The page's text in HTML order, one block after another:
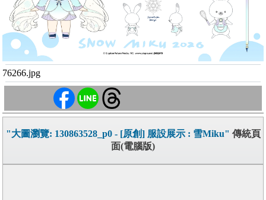
76266.jpg
"大圖瀏覽: 130863528_p0 - [原創] 服設展示 : 雪Miku" 傳統頁
面(電腦版)